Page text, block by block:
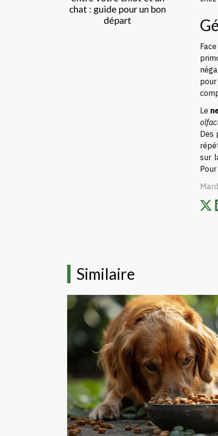
chat : guide pour un bon
départ
Le
Des
sur
Similaire